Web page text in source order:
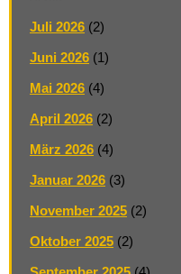
Juli 2026 (2)
Juni 2026 (1)
Mai 2026 (4)
April 2026 (2)
März 2026 (4)
Januar 2026 (3)
November 2025 (2)
Oktober 2025 (2)